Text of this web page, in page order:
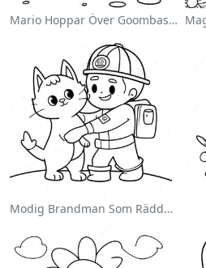
Mario Hoppar Över Goombas Målarbild
Modig Brandman Som Räddar En Katt Målarbild